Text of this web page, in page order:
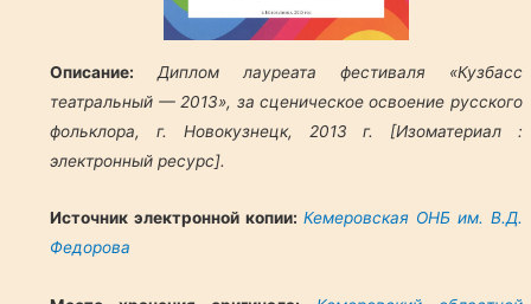
Описание:
Диплом лауреата фестиваля «Кузбасс
театральный — 2013», за сценическое освоение русского
фольклора, г. Новокузнецк, 2013 г. [Изоматериал :
электронный ресурс].
Источник электронной копии: Кемеровская ОНБ им. В.Д.
Федорова